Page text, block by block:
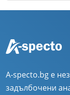
A-specto.bg е
задълбочени